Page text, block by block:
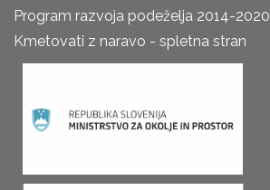
Program razvoja podeželja 2014-2020
Kmetovati z naravo - spletna stran